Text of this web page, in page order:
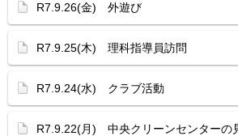
R7.9.26(金) 外遊び
R7.9.25(木) 理科指導員訪問
R7.9.24(水) クラブ活動
R7.9.22(月) 中央クリーンセンターの